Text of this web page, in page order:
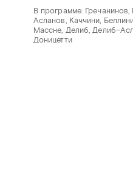
В программе:
Асланов, Каччини,
Массне, Делиб,
Доницетти